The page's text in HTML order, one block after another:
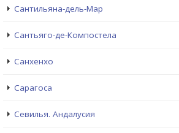
Сантильяна-дель-Мар
Сантьяго-де-Компостела
Санхенхо
Сарагоса
Севилья. Андалусия